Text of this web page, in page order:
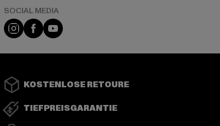
Instagram
FacebookYouTube
KOSTENLOSE RETOURE
TIEFPREISGARANTIE